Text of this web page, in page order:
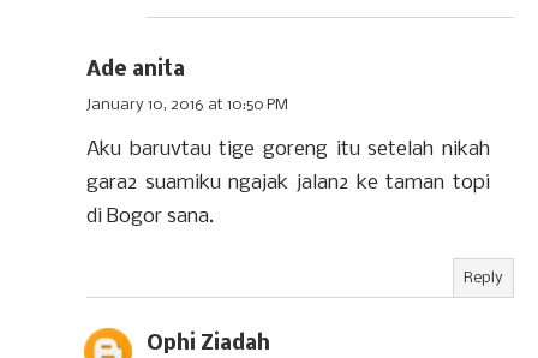
Ade anita
January 10, 2016 at 10:50 PM
Aku baruvtau tige goreng itu setelah nikah
gara2 suamiku ngajak jalan2 ke taman topi
di Bogor sana.
Reply
Ophi Ziadah